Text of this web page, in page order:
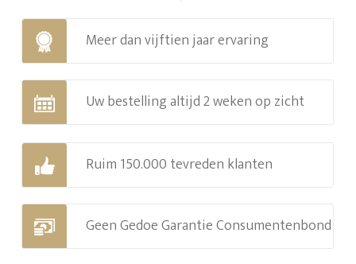
Meer dan vijftien jaar ervaring
Uw bestelling altijd 2 weken op zicht
Ruim 150.000 tevreden klanten
Geen Gedoe Garantie Consumentenbond